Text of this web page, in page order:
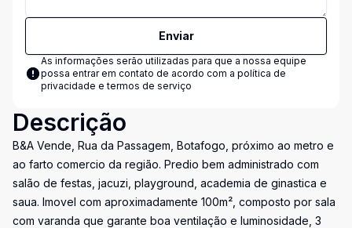
Enviar
As informações serão utilizadas para que a nossa equipe
possa entrar em contato de acordo com a política de
privacidade e termos de serviço
Descrição
B&A Vende, Rua da Passagem, Botafogo, próximo ao metro e
ao farto comercio da região. Predio bem administrado com
salão de festas, jacuzi, playground, academia de ginastica e
saua. Imovel com aproximadamente 100m², composto por sala
com varanda que garante boa ventilação e luminosidade, 3